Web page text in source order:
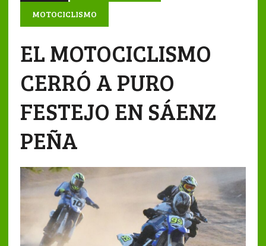
MOTOCICLISMO
EL MOTOCICLISMO
CERRÓ A PURO
FESTEJO EN SÁENZ
PEÑA